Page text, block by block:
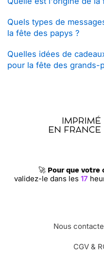
Quels types de
la fête des papys ?
Quelles idées de
pour la fête des grands-
🚀 Pour que votre
validez-le dans les 17
Nous
CGV &